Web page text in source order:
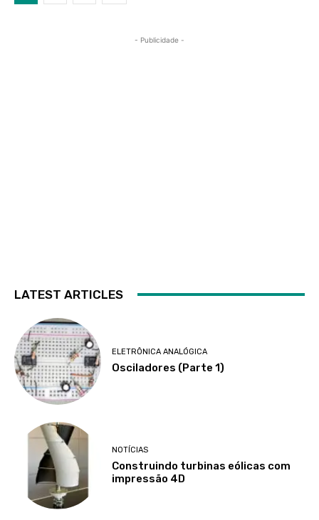
- Publicidade -
LATEST ARTICLES
ELETRÔNICA ANALÓGICA
Osciladores (Parte 1)
NOTÍCIAS
Construindo turbinas eólicas com
impressão 4D